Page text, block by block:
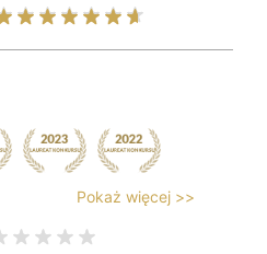
Pokaż więcej >>